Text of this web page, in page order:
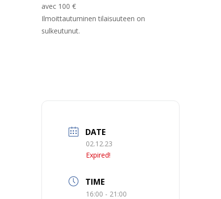
avec 100 €
Ilmoittautuminen tilaisuuteen on
sulkeutunut.
DATE
02.12.23
Expired!
TIME
16:00 - 21:00